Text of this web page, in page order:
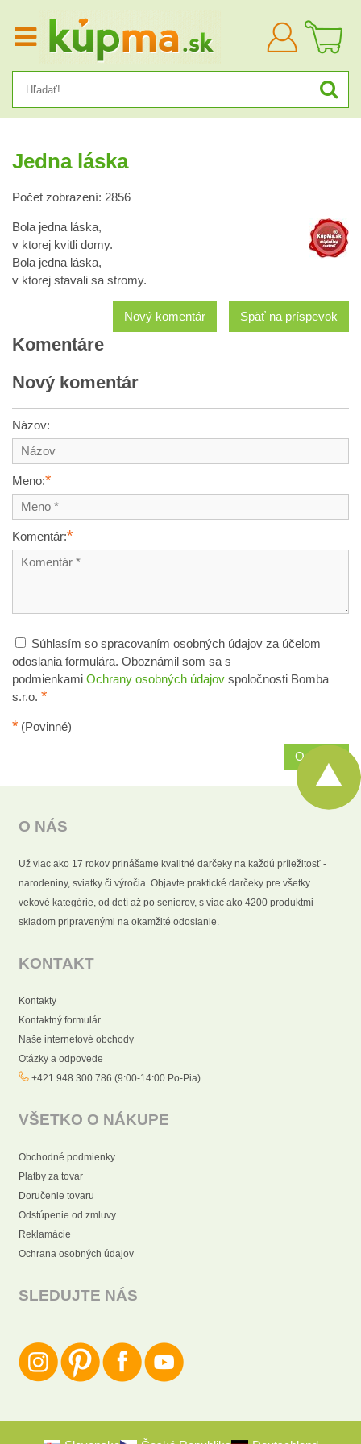
Prihlásiť
sa
Jedna láska
Počet zobrazení: 2856
Bola jedna láska,
v ktorej kvitli domy.
Bola jedna láska,
v ktorej stavali sa stromy.
Späť na príspevok
Nový komentár
Komentáre
Nový komentár
Názov:
Meno:*
Komentár:*
Súhlasím so spracovaním osobných údajov za účelom
odoslania formulára. Oboznámil som sa s
podmienkami Ochrany osobných údajov spoločnosti Bomba
s.r.o. *
* (Povinné)
Odoslať
O NÁS
Už viac ako 17 rokov prinášame kvalitné darčeky na každú príležitosť -
narodeniny, sviatky či výročia. Objavte praktické darčeky pre všetky
vekové kategórie, od detí až po seniorov, s viac ako 4200 produktmi
skladom pripravenými na okamžité odoslanie.
KONTAKT
Kontakty
Kontaktný formulár
Naše internetové obchody
Otázky a odpovede
+421 948 300 786 (9:00-14:00 Po-Pia)
VŠETKO O NÁKUPE
Obchodné podmienky
Platby za tovar
Doručenie tovaru
Odstúpenie od zmluvy
Reklamácie
Ochrana osobných údajov
SLEDUJTE NÁS